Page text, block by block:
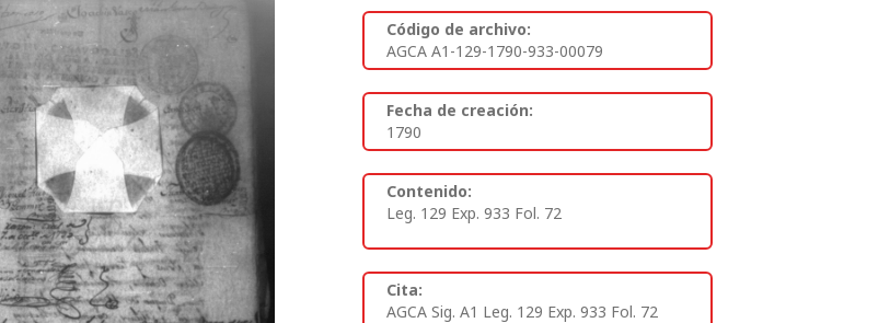
Código de archivo:
AGCA A1-129-1790-933-00079
Fecha de creación:
1790
Contenido:
Leg. 129 Exp. 933 Fol. 72
Cita:
AGCA Sig. A1 Leg. 129 Exp. 933 Fol. 72